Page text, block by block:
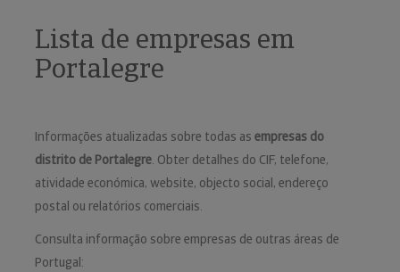
Lista de empresas em
Portalegre
Informações atualizadas sobre todas as empresas do
distrito de Portalegre. Obter detalhes do CIF, telefone,
atividade económica, website, objecto social, endereço
postal ou relatórios comerciais.
Consulta informação sobre empresas de outras áreas de
Portugal: